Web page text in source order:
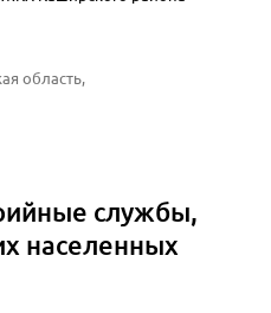
область,
службы,
населенных